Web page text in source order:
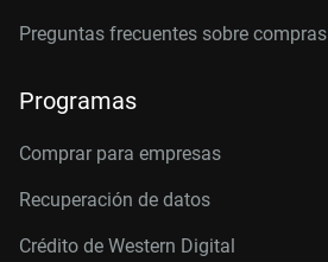
Preguntas frecuentes sobre compras
Programas
Comprar para empresas
Recuperación de datos
Crédito de Western Digital